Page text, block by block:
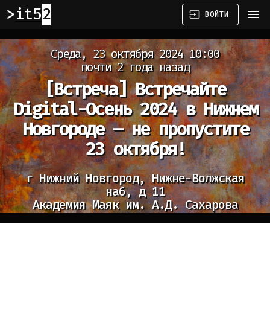
it52 input ВОЙТИ menu
Среда, 23 октября 2024 10:00
почти 2 года назад
[Встреча] Встречайте
Digital-Осень 2024 в Нижнем
Новгороде – не пропустите
23 октября!
г Нижний Новгород, Нижне-Волжская
наб, д 11
Академия Маяк им. А.Д. Сахарова